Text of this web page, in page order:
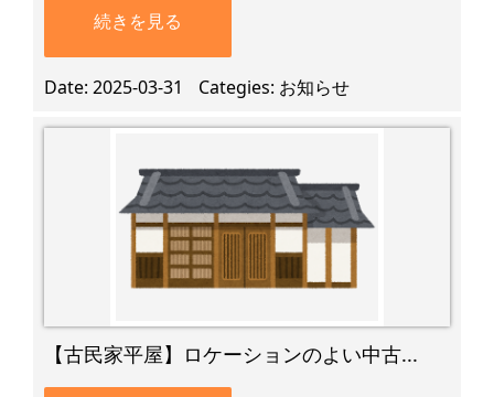
続きを見る
Date 2025-03-31 Categies お知らせ
【古民家平屋】ロケーションのよい中古...